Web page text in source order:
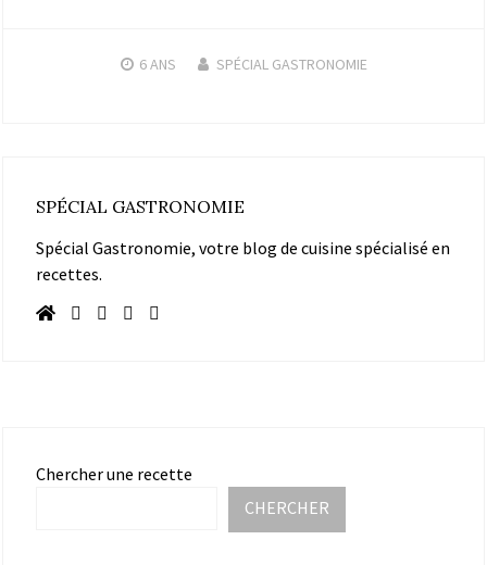
6 ANS SPÉCIAL GASTRONOMIE
SPÉCIAL GASTRONOMIE
Spécial Gastronomie, votre blog de cuisine spécialisé en
recettes.
Chercher une recette
CHERCHER